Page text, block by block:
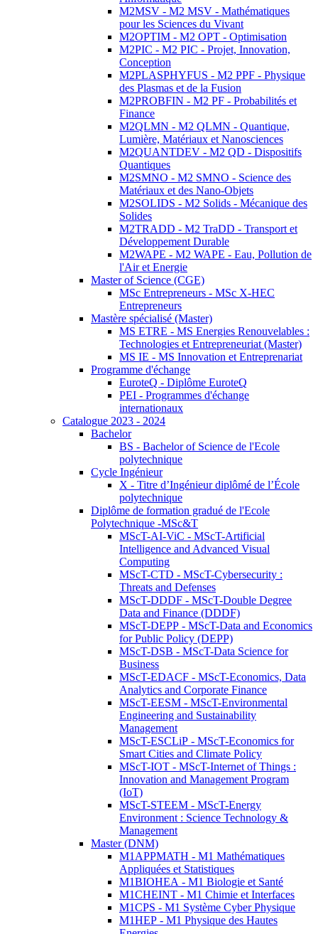
M2MSV - M2 MSV - Mathématiques
pour les Sciences du Vivant
M2OPTIM - M2 OPT - Optimisation
M2PIC - M2 PIC - Projet, Innovation,
Conception
M2PLASPHYFUS - M2 PPF - Physique
des Plasmas et de la Fusion
M2PROBFIN - M2 PF - Probabilités et
Finance
M2QLMN - M2 QLMN - Quantique,
Lumière, Matériaux et Nanosciences
M2QUANTDEV - M2 QD - Dispositifs
Quantiques
M2SMNO - M2 SMNO - Science des
Matériaux et des Nano-Objets
M2SOLIDS - M2 Solids - Mécanique des
Solides
M2TRADD - M2 TraDD - Transport et
Développement Durable
M2WAPE - M2 WAPE - Eau, Pollution de
l'Air et Energie
Master of Science (CGE)
MSc Entrepreneurs - MSc X-HEC
Entrepreneurs
Mastère spécialisé (Master)
MS ETRE - MS Energies Renouvelables :
Technologies et Entrepreneuriat (Master)
MS IE - MS Innovation et Entreprenariat
Programme d'échange
EuroteQ - Diplôme EuroteQ
PEI - Programmes d'échange
internationaux
Catalogue 2023 - 2024
Bachelor
BS - Bachelor of Science de l'Ecole
polytechnique
Cycle Ingénieur
X - Titre d’Ingénieur diplômé de l’École
polytechnique
Diplôme de formation gradué de l'Ecole
Polytechnique -MSc&T
MScT-AI-ViC - MScT-Artificial
Intelligence and Advanced Visual
Computing
MScT-CTD - MScT-Cybersecurity :
Threats and Defenses
MScT-DDDF - MScT-Double Degree
Data and Finance (DDDF)
MScT-DEPP - MScT-Data and Economics
for Public Policy (DEPP)
MScT-DSB - MScT-Data Science for
Business
MScT-EDACF - MScT-Economics, Data
Analytics and Corporate Finance
MScT-EESM - MScT-Environmental
Engineering and Sustainability
Management
MScT-ESCLiP - MScT-Economics for
Smart Cities and Climate Policy
MScT-IOT - MScT-Internet of Things :
Innovation and Management Program
(IoT)
MScT-STEEM - MScT-Energy
Environment : Science Technology &
Management
Master (DNM)
M1APPMATH - M1 Mathématiques
Appliquées et Statistiques
M1BIOHEA - M1 Biologie et Santé
M1CHEINT - M1 Chimie et Interfaces
M1CPS - M1 Système Cyber Physique
M1HEP - M1 Physique des Hautes